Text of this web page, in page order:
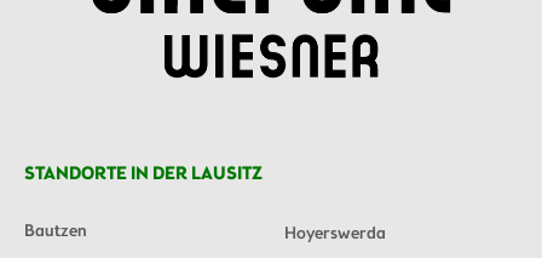
STANDORTE IN DER LAUSITZ
Bautzen
Hoyerswerda